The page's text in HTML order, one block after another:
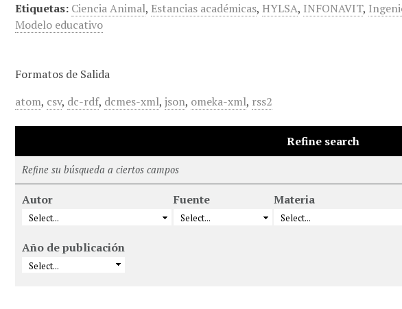
Etiquetas: Ciencia Animal, Estancias académicas, HYLSA, INFONAVIT,
Modelo educativo
Formatos de Salida
atom, csv, dc-rdf, dcmes-xml,json, omeka-xml, rss2
Refine search
Refine su búsqueda a ciertos campos
Autor Fuente Materia
Año de publicación